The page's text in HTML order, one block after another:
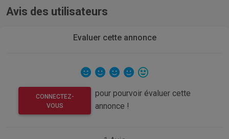
Avis des utilisateurs
Evaluer cette annonce
CONNECTEZ-
VOUS
pour pourvoir évaluer cette
annonce !